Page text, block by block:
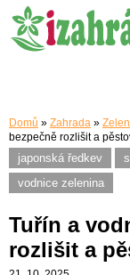
Domů » Zahrada »
bezpečně rozlišit a
japonská ředkev
vodnice zelenina
Tuřín a
rozlišit a